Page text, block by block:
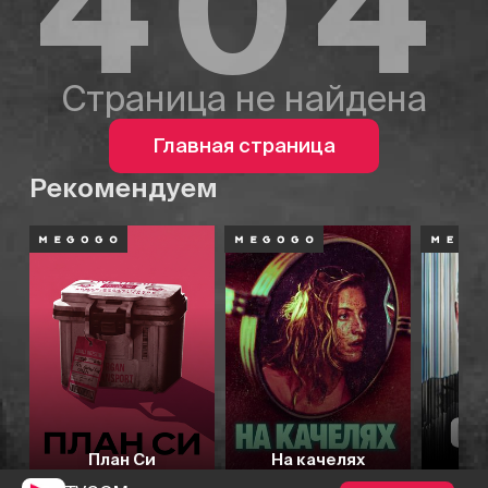
Страница не найдена
Главная страница
Рекомендуем
План Си На качелях